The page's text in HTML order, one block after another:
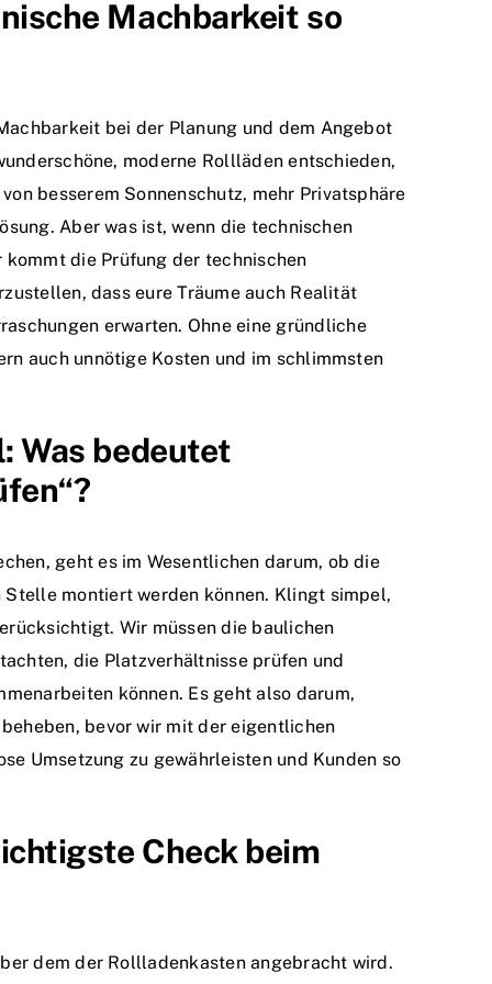
Machbarkeit so
bei der Planung und dem Angebot
moderne Rollläden entschieden,
besserem Sonnenschutz, mehr Privatsphäre
Aber was ist, wenn die technischen
kommt die Prüfung der technischen
dass eure Träume auch Realität
erwarten. Ohne eine gründliche
auch unnötige Kosten und im schlimmsten
Was bedeutet
geht es im Wesentlichen darum, ob die
montiert werden können. Klingt simpel,
Wir müssen die baulichen
die Platzverhältnisse prüfen und
können. Es geht also darum,
bevor wir mit der eigentlichen
Umsetzung zu gewährleisten und Kunden so
Check beim
dem der Rollladenkasten angebracht wird.